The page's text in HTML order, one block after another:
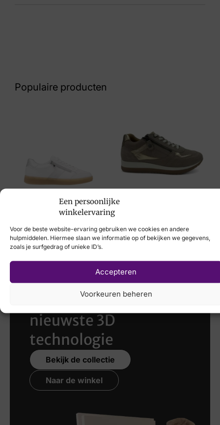
Een persoonlijke
winkelervaring
Voor de beste website-ervaring gebruiken we cookies en andere
hulpmiddelen. Hiermee slaan we informatie op of bekijken we gegevens,
zoals je surfgedrag of unieke ID’s.
Accepteren
Voorkeuren beheren
71.720.14
Populaire producten
Helioform
Laat uw voeten
scannen met de
nieuwste 3D
technologie
Bekijk de collectie
Naar de winkel